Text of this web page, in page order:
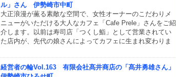
ル」さん 伊勢崎市中町
大正浪漫が薫る素敵な空間で、女性オーナーのこだわりメ
ニューがいただける大人なカフェ「Cafe Prele」さんをご紹
介します。以前は寿司店「つくし鮨」として営業されてい
た店内が、先代の娘さんによってカフェに生まれ変わりま
経営者の輪Vol.163 有限会社髙井商店の「髙井勇雄さん」